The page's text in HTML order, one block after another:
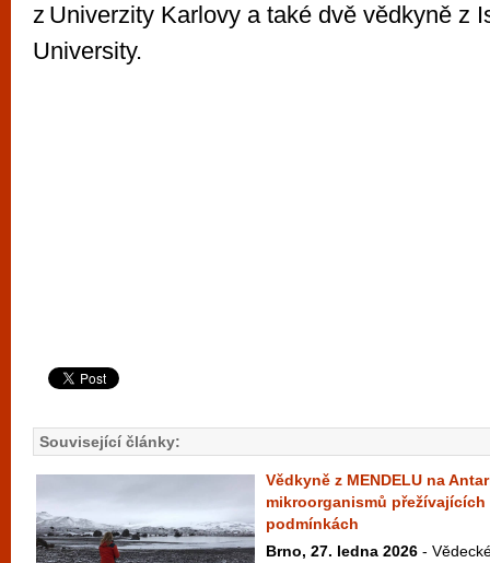
z Univerzity Karlovy a také dvě vědkyně z
University.
Související články:
Vědkyně z MENDELU na
mikroorganismů
podmínkách
Brno, 27. ledna 2026 -